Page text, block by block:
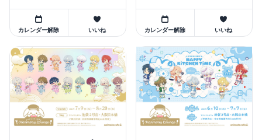
カレンダー解除 いいね カレンダー解除 いいね